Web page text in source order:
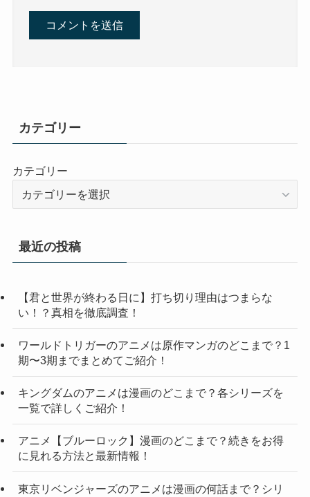
カテゴリー
カテゴリー
最近の投稿
【君と世界が終わる日に】打ち切り理由はつまらな
い！？真相を徹底調査！
ワールドトリガーのアニメは原作マンガのどこまで？1
期〜3期までまとめてご紹介！
キングダムのアニメは漫画のどこまで？各シリーズを
一覧で詳しくご紹介！
アニメ【ブルーロック】漫画のどこまで？続きをお得
に見れる方法と最新情報！
東京リベンジャーズのアニメは漫画の何話まで？シリ